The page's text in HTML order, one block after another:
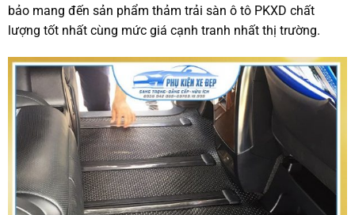
bảo mang đến sản phẩm thảm trải sàn ô tô PKXD chất
lượng tốt nhất cùng mức giá cạnh tranh nhất thị trường.